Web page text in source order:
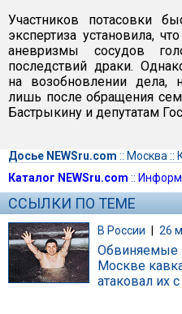
Участников потасовки
экспертиза установила,
аневризмы сосудов
последствий драки.
на возобновлении дела,
лишь после обращения
Бастрыкину и депутатам
Досье NEWSru.com :: Москва ::
Каталог NEWSru.com ::
ССЫЛКИ ПО ТЕМЕ
В России | 26
Обвиняемые
Москве
атаковал их